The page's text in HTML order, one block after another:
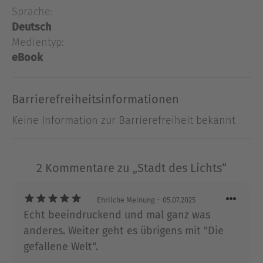
der Kormanley kritisiert die Nutzung dieser
natürlichen Quelle und verübt zunehmend
Anschläge auf die Lumagier und die Bevölkerung,
um ihren Forderungen Nachdruck zu verleihen.
manifestiert, gerät sie zwischen die Fronten in
Abgrund zu reißen droht ...
eine exzellente Wahl für Leser, die anspruchsvolle
Ausblenden
Sprache:
Deutsch
Medientyp:
eBook
Barrierefreiheitsinformationen
Keine Information zur Barrierefreiheit bekannt
2 Kommentare zu „Stadt des Lichts“
Ehrliche Meinung – 05.07.2025
Echt beeindruckend und mal ganz was
anderes. Weiter geht es übrigens mit "Die
gefallene Welt".